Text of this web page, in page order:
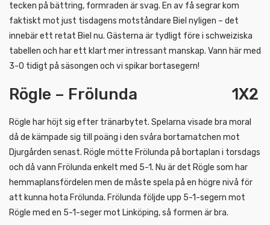
tecken på bättring, formraden är svag. En av få segrar kom
faktiskt mot just tisdagens motståndare Biel nyligen – det
innebär ett retat Biel nu. Gästerna är tydligt före i schweiziska
tabellen och har ett klart mer intressant manskap. Vann här med
3-0 tidigt på säsongen och vi spikar bortasegern!
Rögle – Frölunda 1X2
Rögle har höjt sig efter tränarbytet. Spelarna visade bra moral
då de kämpade sig till poäng i den svåra bortamatchen mot
Djurgården senast. Rögle mötte Frölunda på bortaplan i torsdags
och då vann Frölunda enkelt med 5-1. Nu är det Rögle som har
hemmaplansfördelen men de måste spela på en högre nivå för
att kunna hota Frölunda. Frölunda följde upp 5-1-segern mot
Rögle med en 5-1-seger mot Linköping, så formen är bra.